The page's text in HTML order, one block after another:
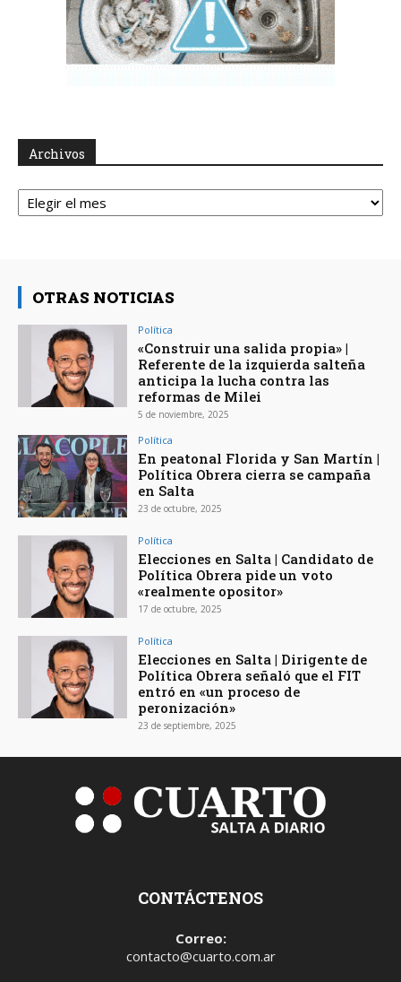
Archivos
Archivos
OTRAS NOTICIAS
Política
«Construir una salida propia» |
Referente de la izquierda salteña
anticipa la lucha contra las
reformas de Milei
5 de noviembre, 2025
Política
En peatonal Florida y San Martín |
Política Obrera cierra se campaña
en Salta
23 de octubre, 2025
Política
Elecciones en Salta | Candidato de
Política Obrera pide un voto
«realmente opositor»
17 de octubre, 2025
Política
Elecciones en Salta | Dirigente de
Política Obrera señaló que el FIT
entró en «un proceso de
peronización»
23 de septiembre, 2025
CONTÁCTENOS
Correo:
contacto@cuarto.com.ar